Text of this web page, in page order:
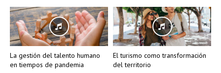
La gestión del talento humano
en tiempos de pandemia
El turismo como transformación
del territorio